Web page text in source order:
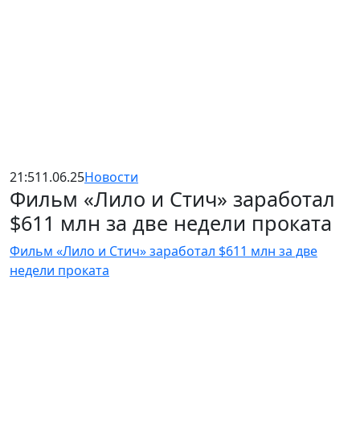
21:511.06.25Новости
Фильм «Лило и Стич» заработал
$611 млн за две недели проката
Фильм «Лило и Стич» заработал $611 млн за две
недели проката